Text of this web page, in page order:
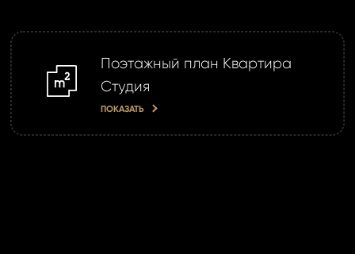
Поэтажный план Квартира
Студия
ПОКАЗАТЬ